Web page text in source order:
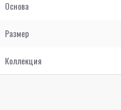
Основа
Размер
Коллекция